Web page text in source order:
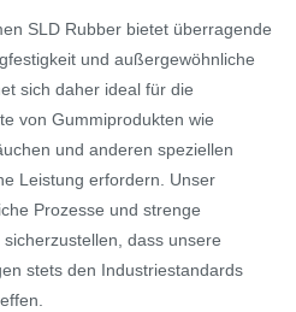
SLD Rubber bietet überragende
und außergewöhnliche
sich daher ideal für die
von Gummiprodukten wie
und anderen speziellen
Leistung erfordern. Unser
Prozesse und strenge
dass unsere
stets den Industriestandards